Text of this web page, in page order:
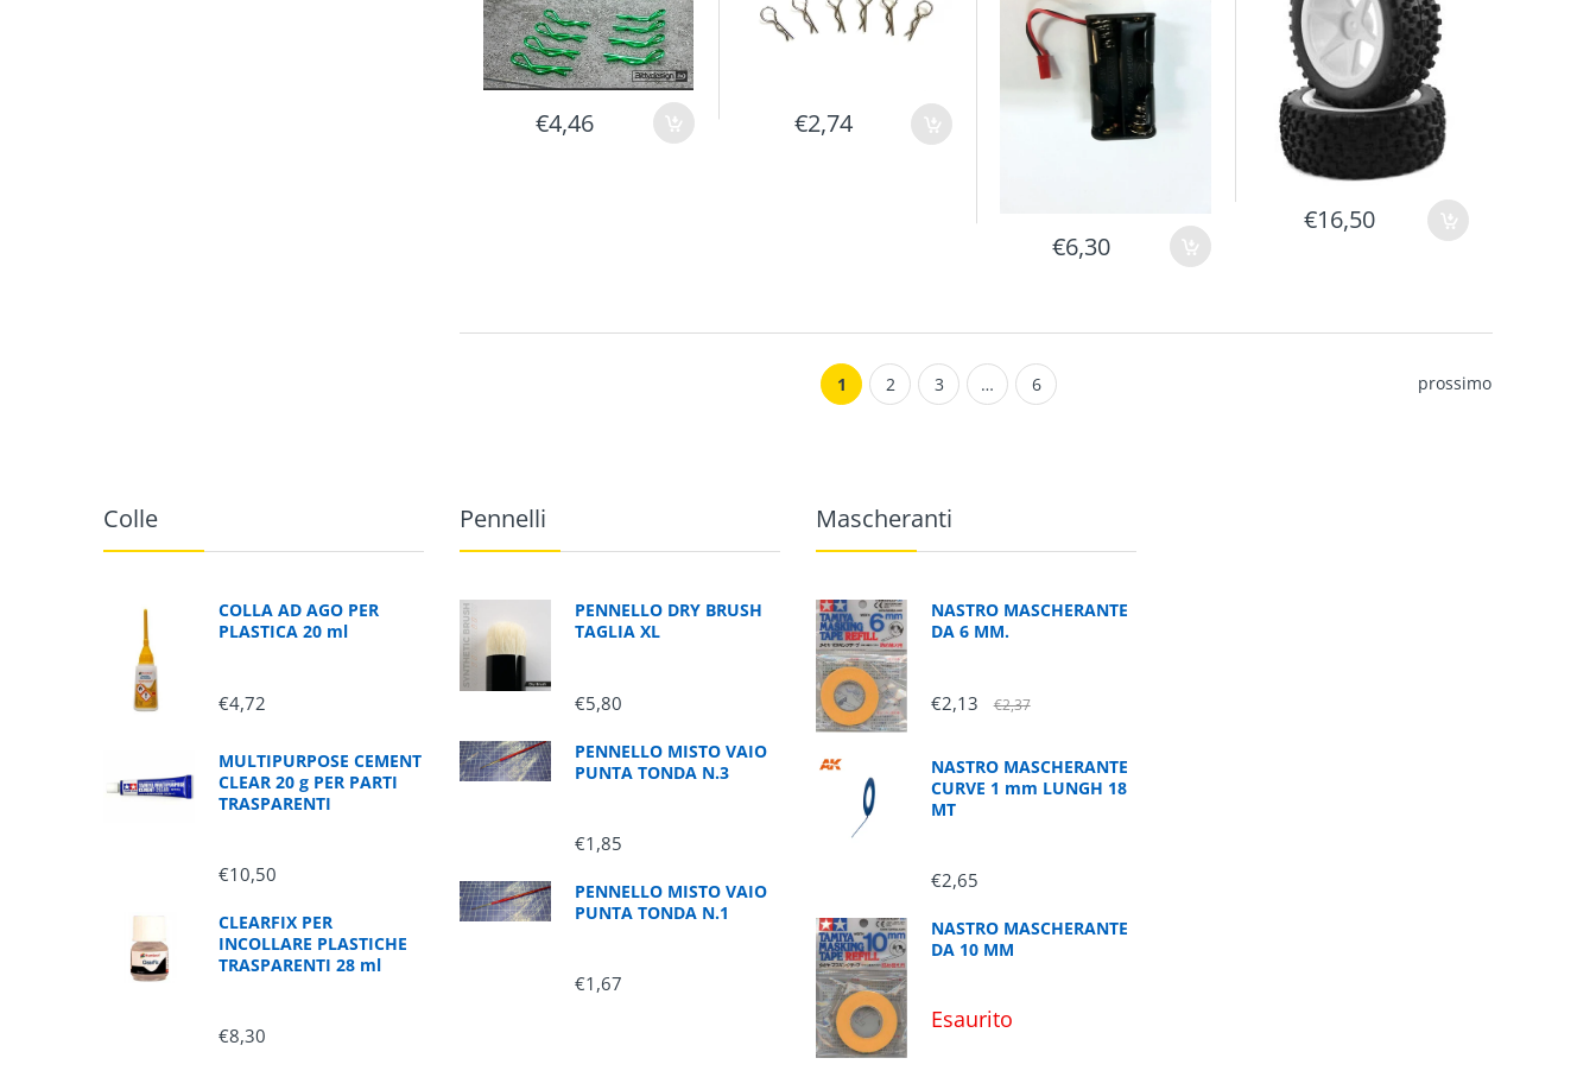
€4,46 €2,74
€6,30
€16,50
1 2 3 … 6 prossimo
Colle
COLLA AD AGO PER
PLASTICA 20 ml
€4,72
MULTIPURPOSE CEMENT
CLEAR 20 g PER PARTI
TRASPARENTI
€10,50
CLEARFIX PER
INCOLLARE PLASTICHE
TRASPARENTI 28 ml
€8,30
Pennelli
PENNELLO DRY BRUSH
TAGLIA XL
€5,80
PENNELLO MISTO VAIO
PUNTA TONDA N.3
€1,85
PENNELLO MISTO VAIO
PUNTA TONDA N.1
€1,67
Mascheranti
NASTRO MASCHERANTE
DA 6 MM.
€2,13 €2,37
NASTRO MASCHERANTE
CURVE 1 mm LUNGH 18
MT
€2,65
NASTRO MASCHERANTE
DA 10 MM
Esaurito